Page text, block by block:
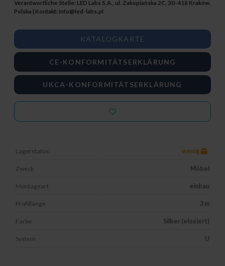
Lagerstatus: wenig
Zweck Möbel
Montageart einbau
Profillänge 3 m
Farbe Silber (eloxiert)
System U
KATALOGKARTE
CE-KONFORMITÄTSERKLÄRUNG
UKCA-KONFORMITÄTSERKLÄRUNG
Verantwortliche Stelle: LED Labs S.A., ul. Zakopiańska 2C, 30-418 Kraków,
Polska | Kontakt: info@led-labs.pl